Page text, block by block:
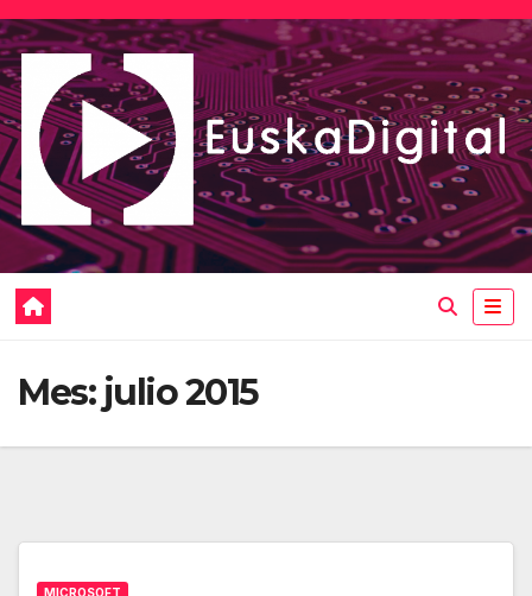
Saltar
al
contenido
Mes: julio 2015
MICROSOFT